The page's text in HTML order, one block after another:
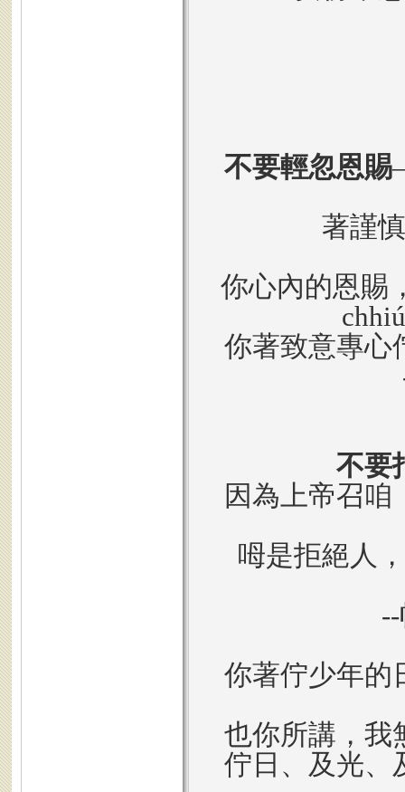
不要輕忽恩賜
著謹
你心內的恩賜
你著致意專心
不要
因為上帝召
呣是拒絕人
你著佇少年的
也你所講，我
佇日、及光、